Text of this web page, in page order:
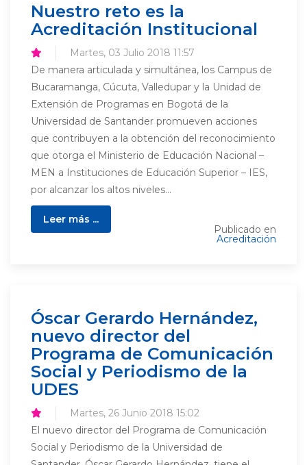
Nuestro reto es la
Acreditación Institucional
Martes, 03 Julio 2018 11:57
De manera articulada y simultánea, los Campus de
Bucaramanga, Cúcuta, Valledupar y la Unidad de
Extensión de Programas en Bogotá de la
Universidad de Santander promueven acciones
que contribuyen a la obtención del reconocimiento
que otorga el Ministerio de Educación Nacional –
MEN a Instituciones de Educación Superior – IES,
por alcanzar los altos niveles...
Leer más ...
Publicado en
Acreditación
Óscar Gerardo Hernández,
nuevo director del
Programa de Comunicación
Social y Periodismo de la
UDES
Martes, 26 Junio 2018 15:02
El nuevo director del Programa de Comunicación
Social y Periodismo de la Universidad de